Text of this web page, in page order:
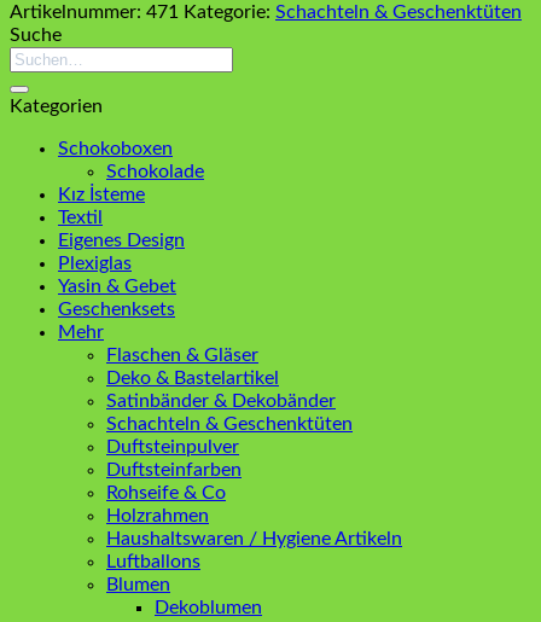
Artikelnummer: 471 Kategorie: Schachteln & Geschenktüten
Suche
Suchen
Kategorien
Schokoboxen
Schokolade
Kız İsteme
Textil
Eigenes Design
Plexiglas
Yasin & Gebet
Geschenksets
Mehr
Flaschen & Gläser
Deko & Bastelartikel
Satinbänder & Dekobänder
Schachteln & Geschenktüten
Duftsteinpulver
Duftsteinfarben
Rohseife & Co
Holzrahmen
Haushaltswaren / Hygiene Artikeln
Luftballons
Blumen
Dekoblumen